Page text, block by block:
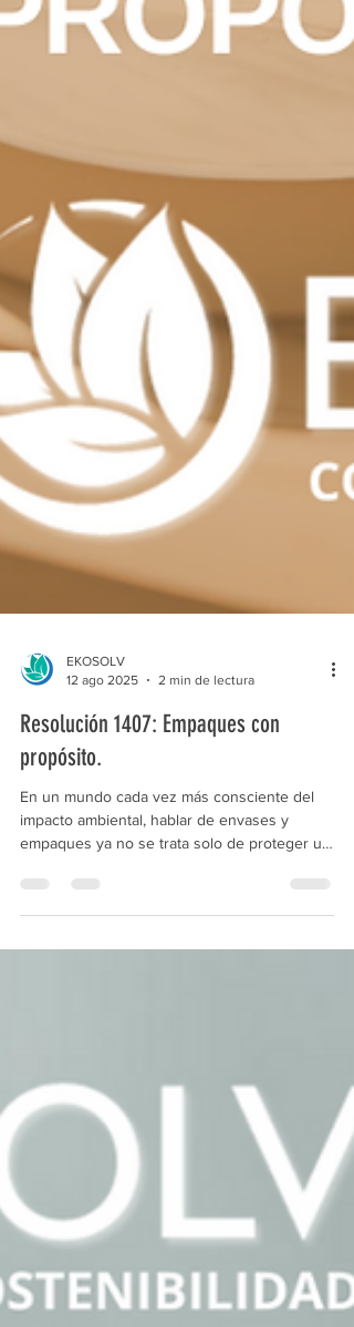
EKOSOLV
12 ago 2025
Resolución 1407: Empaques con
propósito.
impacto ambiental, hablar de envases y
empaques ya no se trata solo de proteger un